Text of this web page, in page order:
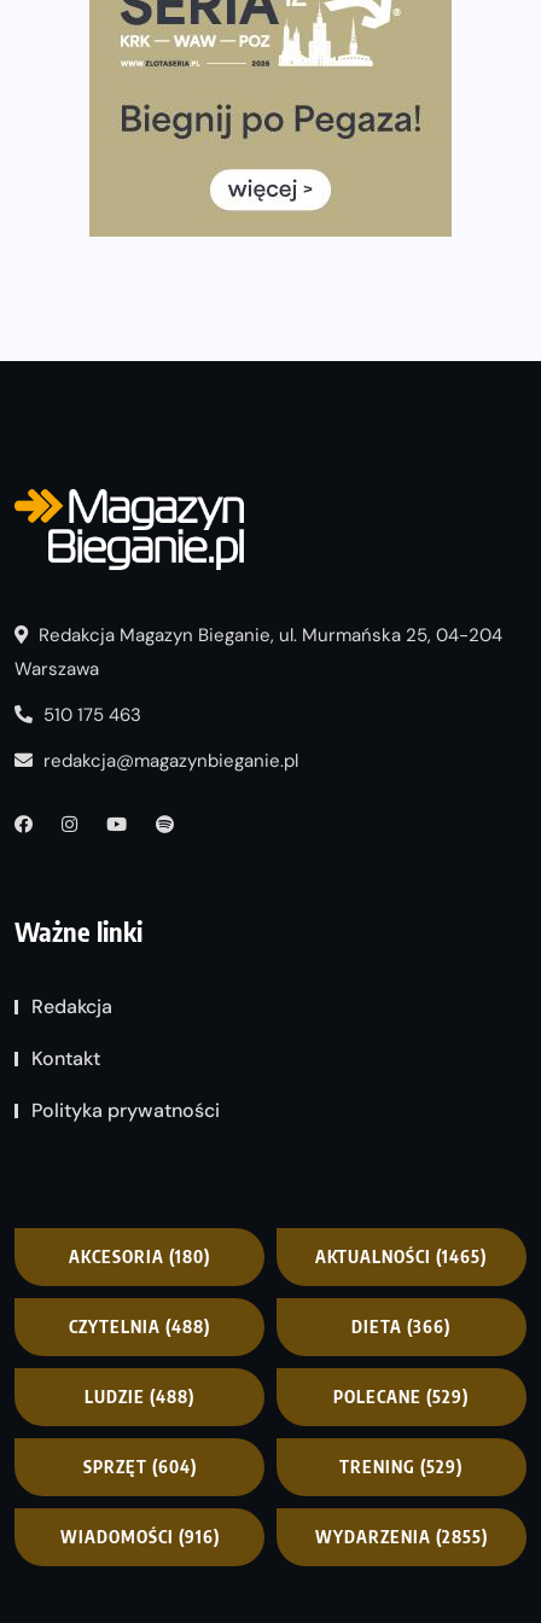
Tętno vs tempo – czym kierować się w bieganiu?
Co ma dużo białka? Produkty, które warto włączyć do
Rozbiegany Olsztyn szykuje się na weekend z
Już w tę sobotę 35. Bieg Powstania Warszawskiego.
Wystartuje rekordowa liczba uczestników
Redakcja Magazyn Bieganie, ul. Murmańska 25, 04-204
Warszawa
510 175 463
redakcja@magazynbieganie.pl
Ważne linki
Redakcja
Kontakt
Polityka prywatności
AKCESORIA (180) AKTUALNOŚCI (1465)
CZYTELNIA (488) DIETA (366)
LUDZIE (488) POLECANE (529)
SPRZĘT (604) TRENING (529)
WIADOMOŚCI (916) WYDARZENIA (2855)